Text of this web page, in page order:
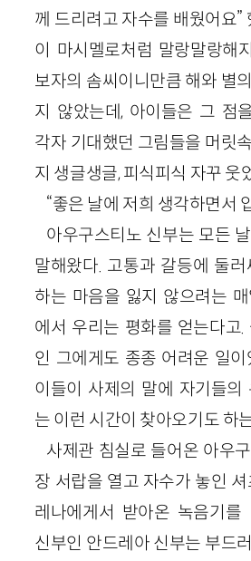
께 드리려고 자수를 배웠어요”
이 마시멜로처럼 말랑말랑해
보자의 솜씨이니만큼 해와 별
지 않았는데, 아이들은 그 점
각자 기대했던 그림들을 머릿
지 생글생글, 피식피식 자꾸 웃
“좋은 날에 저희 생각하면서
아우구스티노 신부는 모든
말해왔다. 고통과 갈등에 둘
하는 마음을 잃지 않으려는
에서 우리는 평화를 얻는다고
인 그에게도 종종 어려운 일이
이들이 사제의 말에 자기들의
는 이런 시간이 찾아오기도 하
사제관 침실로 들어온 아우
장 서랍을 열고 자수가 놓인
레나에게서 받아온 녹음기를
신부인 안드레아 신부는 부드